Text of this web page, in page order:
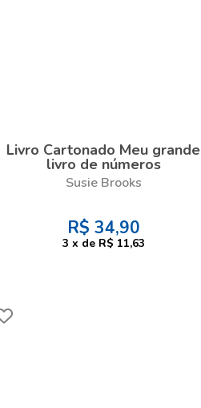
Livro Cartonado Meu grande
livro de números
Susie Brooks
R$ 34,90
3 x de R$ 11,63